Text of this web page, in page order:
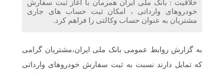
خلاقیت : بانک ملی ایران همزمان با آغاز ثبت سفارش
خودروهای وارداتی ، امکان ثبت حساب های جاری
مشتریان به عنوان حساب وکالتی را فراهم کرد.
به گزارش روابط عمومی بانک ملی ایران،مشتریان گرامی
که تمایل دارند نسبت به ثبت سفارش خودروهای وارداتی